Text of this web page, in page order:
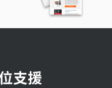
支援